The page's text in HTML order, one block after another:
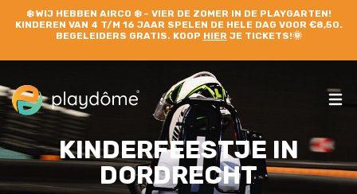
❄️WIJ HEBBEN AIRCO ❄️ – VIER DE ZOMER IN DE PLAYGARTEN!
KINDEREN VAN 4 T/M 16 JAAR SPELEN DE HELE DAG VOOR €8,50.
BEGELEIDERS GRATIS. KOOP HIERJE TICKETS!🌞
KINDERFEESTJE IN
DORDRECHT